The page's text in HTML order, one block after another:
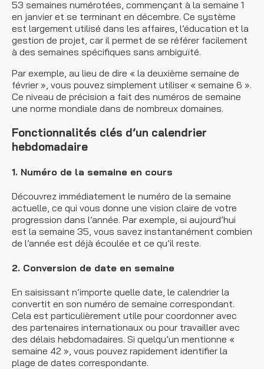
53 semaines numérotées, commençant à la semaine 1
en janvier et se terminant en décembre. Ce système
est largement utilisé dans les affaires, l’éducation et la
gestion de projet, car il permet de se référer facilement
à des semaines spécifiques sans ambiguïté.
Par exemple, au lieu de dire « la deuxième semaine de
février », vous pouvez simplement utiliser « semaine 6 ».
Ce niveau de précision a fait des numéros de semaine
une norme mondiale dans de nombreux domaines.
Fonctionnalités clés d’un calendrier
hebdomadaire
1. Numéro de la semaine en cours
Découvrez immédiatement le numéro de la semaine
actuelle, ce qui vous donne une vision claire de votre
progression dans l’année. Par exemple, si aujourd’hui
est la semaine 35, vous savez instantanément combien
de l’année est déjà écoulée et ce qu’il reste.
2. Conversion de date en semaine
En saisissant n’importe quelle date, le calendrier la
convertit en son numéro de semaine correspondant.
Cela est particulièrement utile pour coordonner avec
des partenaires internationaux ou pour travailler avec
des délais hebdomadaires. Si quelqu’un mentionne «
semaine 42 », vous pouvez rapidement identifier la
plage de dates correspondante.